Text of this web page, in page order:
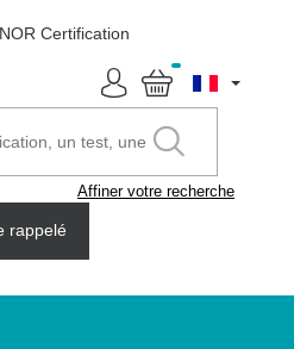
Affiner votre recherche
rappelé